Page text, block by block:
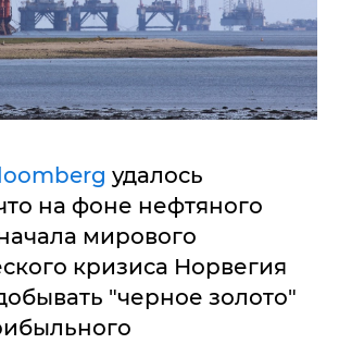
удалось
на фоне нефтяного
мирового
кризиса Норвегия
"черное золото"